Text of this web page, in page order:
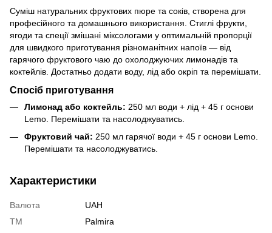
Суміш натуральних фруктових пюре та соків, створена для
професійного та домашнього використання. Стиглі фрукти,
ягоди та спеції змішані міксологами у оптимальній пропорції
для швидкого приготування різноманітних напоїв — від
гарячого фруктового чаю до охолоджуючих лимонадів та
коктейлів. Достатньо додати воду, лід або окріп та перемішати.
Спосіб приготування
Лимонад або коктейль: 250 мл води + лід + 45 г основи
Lemo. Перемішати та насолоджуватись.
Фруктовий чай: 250 мл гарячої води + 45 г основи Lemo.
Перемішати та насолоджуватись.
Характеристики
Валюта
UAH
ТМ
Palmira